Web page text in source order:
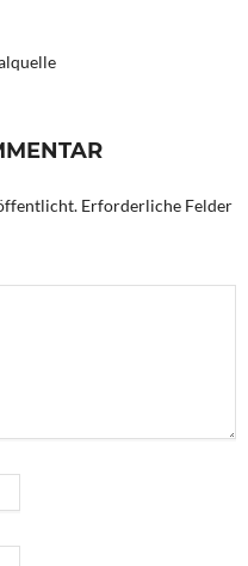
Erforderliche Felder